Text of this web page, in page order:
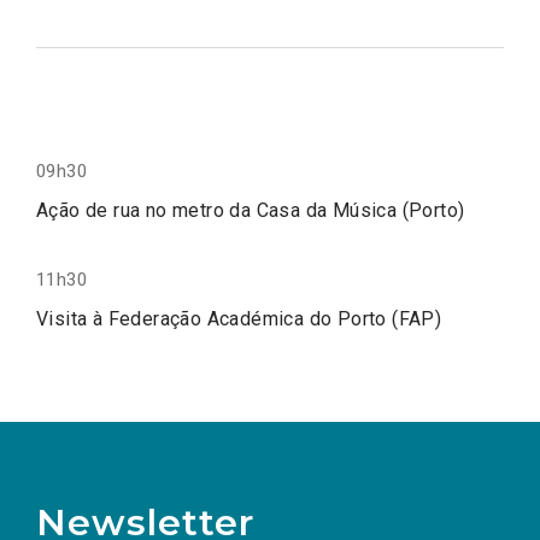
09h30
Ação de rua no metro da Casa da Música (Porto)
11h30
Visita à Federação Académica do Porto (FAP)
Newsletter